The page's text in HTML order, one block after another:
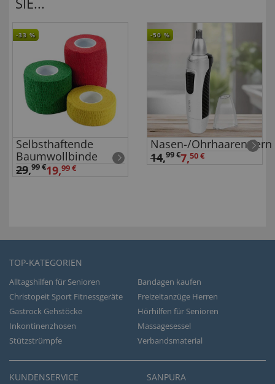
-33 %
Selbsthaftende
Baumwollbinde
29,99 €19,99 €
-50 %
Nasen-/
14,99 €7,50 €
TOP-KATEGORIEN
Alltagshilfen für Senioren
Bandagen kaufen
Christopeit Sport Fitnessgeräte
Freizeitanzüge Herren
Gastrock Gehstöcke
Hörhilfen für Senioren
Inkontinenzhosen
Massagesessel
Stützstrümpfe
Verbandsmaterial
KUNDENSERVICE SANPURA